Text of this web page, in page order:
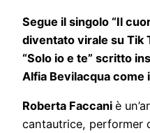
Segue il singolo “Il
diventato virale su Tik
“Solo io e te” scritto
Alfia Bevilacqua come
Roberta Faccani è
cantautrice, performer